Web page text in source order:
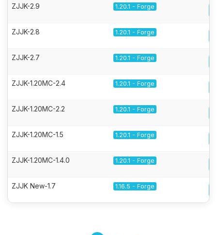
ZJJK-2.9 1.20.1 - Forge
ZJJK-2.8 1.20.1 - Forge
ZJJK-2.7 1.20.1 - Forge
ZJJK-1.20MC-2.4 1.20.1 - Forge
ZJJK-1.20MC-2.2 1.20.1 - Forge
ZJJK-1.20MC-1.5 1.20.1 - Forge
ZJJK-1.20MC-1.4.0 1.20.1 - Forge
ZJJK New-1.7 1.16.5 - Forge